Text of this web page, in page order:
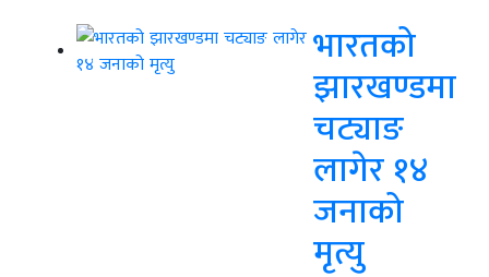
भारतको
झारखण्डमा
चट्याङ
लागेर १४
जनाको
मृत्यु